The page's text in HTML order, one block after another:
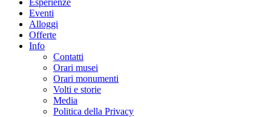
Esperienze
Eventi
Alloggi
Offerte
Info
Contatti
Orari musei
Orari monumenti
Volti e storie
Media
Politica della Privacy